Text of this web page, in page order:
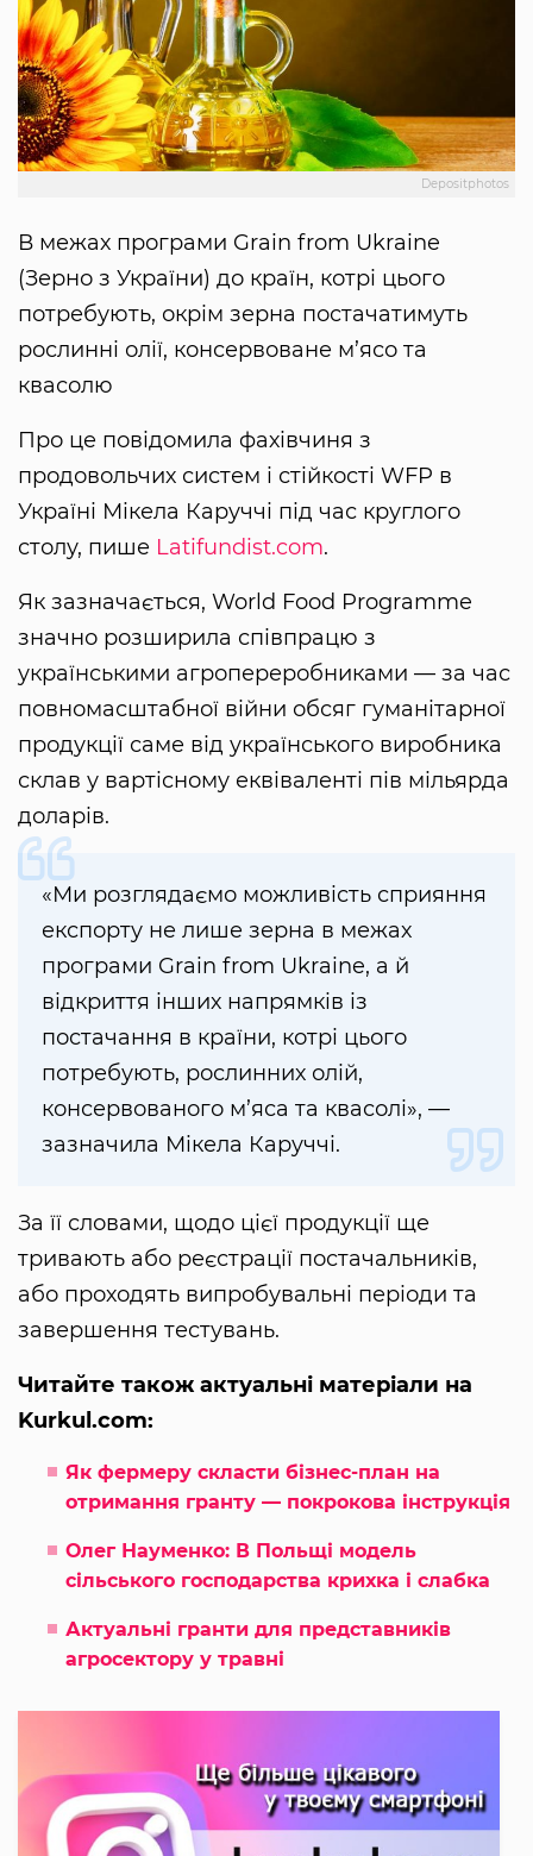
Depositphotos
В межах програми Grain from Ukraine
(Зерно з України) до країн, котрі цього
потребують, окрім зерна постачатимуть
рослинні олії, консервоване м’ясо та
квасолю
Про це повідомила фахівчиня з
продовольчих систем і стійкості WFP в
Україні Мікела Каруччі під час круглого
столу, пише Latifundist.com.
Як зазначається, World Food Programme
значно розширила співпрацю з
українськими агропереробниками — за час
повномасштабної війни обсяг гуманітарної
продукції саме від українського виробника
склав у вартісному еквіваленті пів мільярда
доларів.
«Ми розглядаємо можливість сприяння
експорту не лише зерна в межах
програми Grain from Ukraine, а й
відкриття інших напрямків із
постачання в країни, котрі цього
потребують, рослинних олій,
консервованого м’яса та квасолі», —
зазначила Мікела Каруччі.
За її словами, щодо цієї продукції ще
тривають або реєстрації постачальників,
або проходять випробувальні періоди та
завершення тестувань.
Читайте також актуальні матеріали на
Kurkul.com:
Як фермеру скласти бізнес-план на
отримання гранту — покрокова інструкція
Олег Науменко: В Польщі модель
сільського господарства крихка і слабка
Актуальні гранти для представників
агросектору у травні